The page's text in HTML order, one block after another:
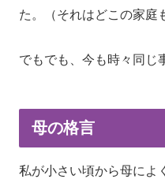
た。（それはどこの家
でもでも、今も時々同じ
母の格言
私が小さい頃から母によ